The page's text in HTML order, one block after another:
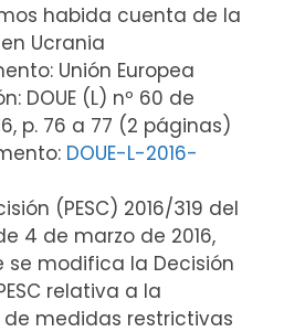
habida cuenta de la
Ucrania
Unión Europea
DOUE (L) nº 60 de
p. 76 a 77 (2 páginas)
DOUE-L-2016-
(PESC) 2016/319 del
4 de marzo de 2016,
se modifica la Decisión
relativa a la
medidas restrictivas